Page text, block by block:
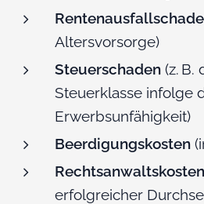
Altersvorsorge)
Steuerschaden (z. B.
Steuerklasse infolge
Erwerbsunfähigkeit)
Beerdigungskosten
Rechtsanwaltskosten
erfolgreicher